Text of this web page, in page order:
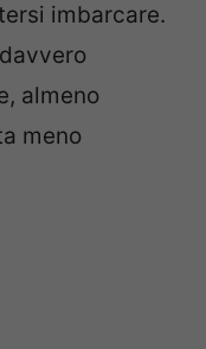
imbarcare.
almeno
meno